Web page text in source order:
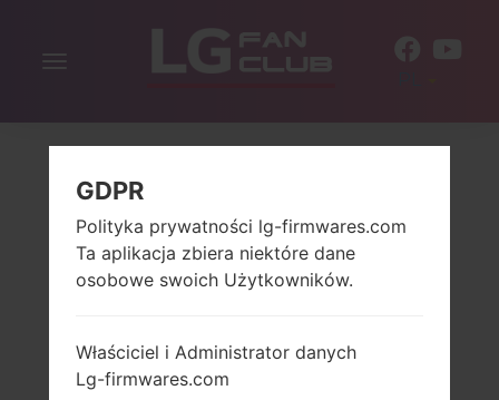
Włącz
GDPR
Polityka prywatności lg-firmwares.com
Ta aplikacja zbiera niektóre dane
osobowe swoich Użytkowników.
Właściciel i Administrator danych
Lg-firmwares.com